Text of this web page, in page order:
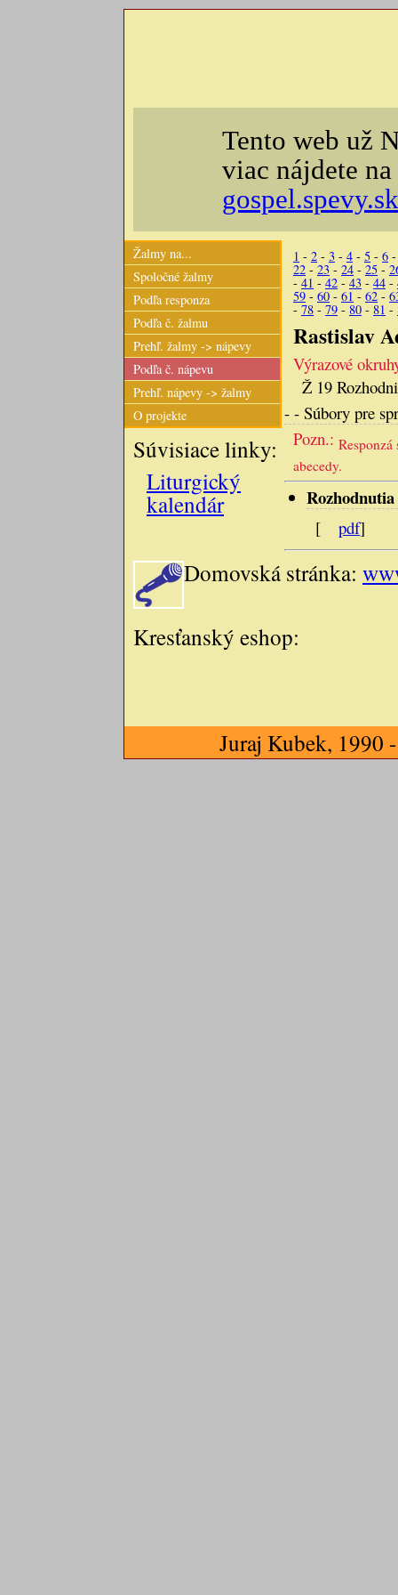
Tento web už
viac nájdete
1 - 2 - 3 - 4 - 5 - 6
22 - 23 - 24 - 25 -
- 41 - 42 - 43 - 44 -
59 - 60 - 61 - 62 -
- 78 - 79 - 80 - 81 -
Rastislav
Výrazové
Ž 19
- - Súbory pre
Pozn.:
abecedy.
Rozhodnutia
[ pdf]
Žalmy na...
Spoločné žalmy
Podľa responza
Podľa č. žalmu
Prehľ. žalmy -> nápevy
Podľa č. nápevu
Prehľ. nápevy -> žalmy
O projekte
Súvisiace linky:
Liturgický
kalendár
Domovská stránka:
Kresťanský eshop:
Juraj Kubek, 1990